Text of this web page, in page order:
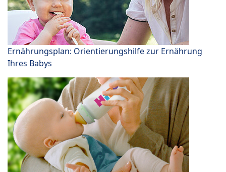
Ernährungsplan: Orientierungshilfe zur Ernährung
Ihres Babys